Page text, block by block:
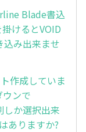
Blade書込
けるとVOID
込み出来ませ
作成していま
ンで
しか選択出来
ありますか?